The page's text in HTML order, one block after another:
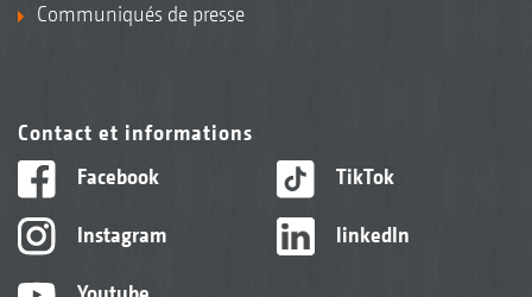
Communiqués de presse
Contact et informations
Facebook
Instagram
TikTok
linkedIn